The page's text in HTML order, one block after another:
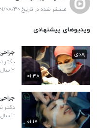
منتشر شده در تاریخ ۱۴۰۱/۰۸/۳۰
ویدیوهای پیشنهادی
۰۱:۴۸
بعدی
دکتر
۳ سال پیش
۰۱:۱۷
دکتر
۳ سال پیش